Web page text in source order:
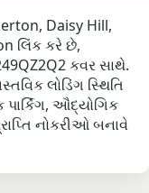
Daisy Hill,
લિંક કરે છે,
કવર સાથે.
લોડિંગ સ્થિતિ
ઔદ્યોગિક
નોકરીઓ બનાવે